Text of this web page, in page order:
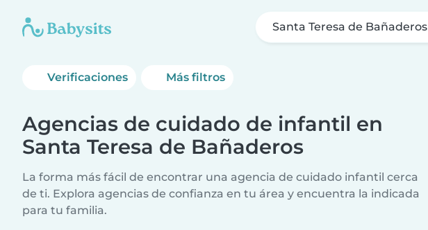
Santa Teresa de Bañaderos
Verificaciones Más filtros
Agencias de cuidado de infantil en
Santa Teresa de Bañaderos
La forma más fácil de encontrar una agencia de cuidado infantil cerca
de ti. Explora agencias de confianza en tu área y encuentra la indicada
para tu familia.